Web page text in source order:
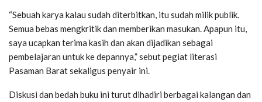
“Sebuah karya kalau sudah diterbitkan, itu sudah milik publik.
Semua bebas mengkritik dan memberikan masukan. Apapun itu,
saya ucapkan terima kasih dan akan dijadikan sebagai
pembelajaran untuk ke depannya,” sebut pegiat literasi
Pasaman Barat sekaligus penyair ini.
Diskusi dan bedah buku ini turut dihadiri berbagai kalangan dan